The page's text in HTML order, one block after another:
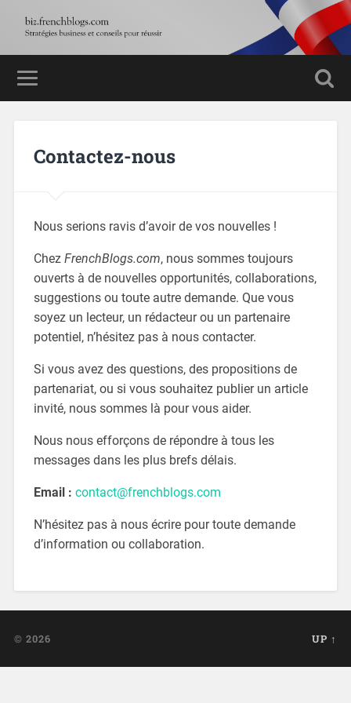
Contactez-nous
Nous serions ravis d’avoir de vos nouvelles !
Chez FrenchBlogs.com, nous sommes toujours
ouverts à de nouvelles opportunités, collaborations,
suggestions ou toute autre demande. Que vous
soyez un lecteur, un rédacteur ou un partenaire
potentiel, n’hésitez pas à nous contacter.
Si vous avez des questions, des propositions de
partenariat, ou si vous souhaitez publier un article
invité, nous sommes là pour vous aider.
Nous nous efforçons de répondre à tous les
messages dans les plus brefs délais.
Email : contact@frenchblogs.com
N’hésitez pas à nous écrire pour toute demande
d’information ou collaboration.
© 2026 UP ↑